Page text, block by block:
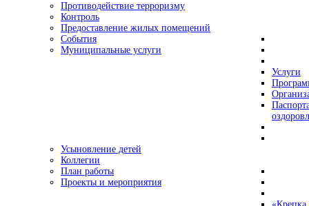
Противодействие терроризму
Контроль
Предоставление жилых помещений
События
Муниципальные услуги
Услуги
Усыновление детей
Коллегии
План работы
Проекты и мероприятия